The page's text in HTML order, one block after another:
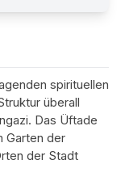
spirituellen
überall
Das Üftade
Garten der
der Stadt